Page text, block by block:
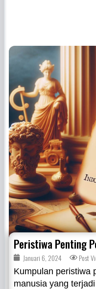
Peristiwa Penting
Januari 6, 2024 Post
Kumpulan peristiwa
manusia yang